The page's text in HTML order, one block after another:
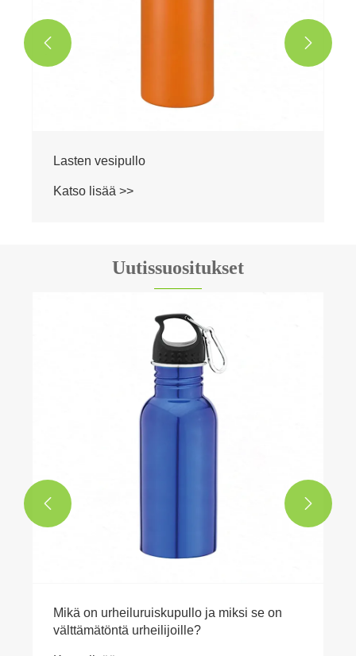
Lasten vesipullo
Katso lisää >>
 
Uutissuositukset
Mikä on urheiluruiskupullo ja miksi se on
välttämätöntä urheilijoille?
 